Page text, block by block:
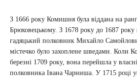
З 1666 року Комишня була віддана на
Брюховецькому. З 1678 року до 1687 року
гадяцький полковник Михайло
містечко було захоплене шведами. Коли
березні 1709 року, вона перейшла у
полковника Івана Чарниша. У 1715 році